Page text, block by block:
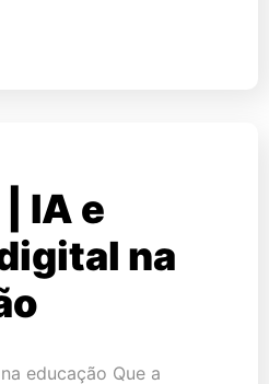
IA e
na
educação Que a